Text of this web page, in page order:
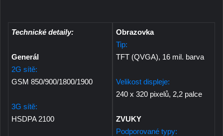
Technické detaily:
Generál
2G sítě:
GSM 850/900/1800/1900
3G sítě:
HSDPA 2100
Obrazovka
Tip:
TFT (QVGA), 16 mil. barva
Velikost displeje:
240 x 320 pixelů, 2,2 palce
ZVUKY
Podporované typy: